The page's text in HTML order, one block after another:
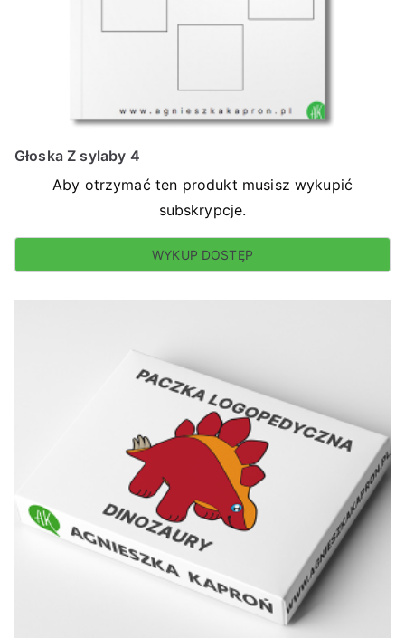
Głoska Z sylaby 4
Aby otrzymać ten produkt musisz wykupić
subskrypcje.
WYKUP DOSTĘP